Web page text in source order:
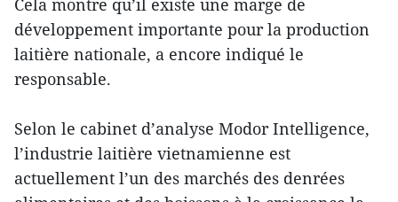
développement importante pour la production
laitière nationale, a encore indiqué le
responsable.
Selon le cabinet d’analyse Modor Intelligence,
l’industrie laitière vietnamienne est
actuellement l’un des marchés des denrées